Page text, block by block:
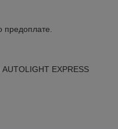
предоплате.
EXPRESS